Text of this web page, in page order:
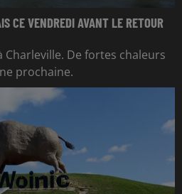
CE VENDREDI AVANT LE RETOUR
Charleville. De fortes chaleurs
prochaine.